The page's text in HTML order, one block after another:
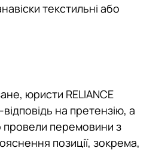
текстильні або
юристи RELIANCE
на претензію, а
перемовини з
позиції, зокрема,